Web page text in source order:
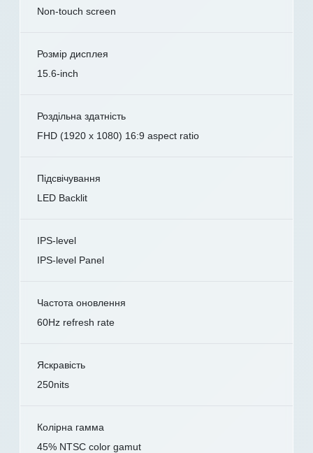
Non-touch screen
Розмір дисплея
15.6-inch
Роздільна здатність
FHD (1920 x 1080) 16:9 aspect ratio
Підсвічування
LED Backlit
IPS-level
IPS-level Panel
Частота оновлення
60Hz refresh rate
Яскравість
250nits
Колірна гамма
45% NTSC color gamut